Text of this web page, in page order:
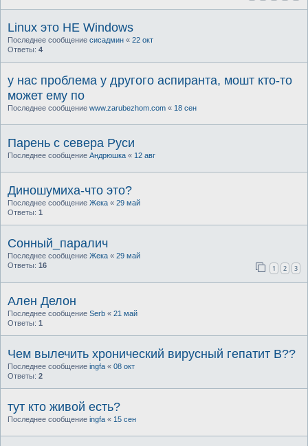
Linux это НЕ Windows
Последнее сообщение сисадмин « 22 окт
Ответы: 4
у нас проблема у другого аспиранта, мошт кто-то
может ему по
Последнее сообщение www.zarubezhom.com « 18 сен
Парень с севера Руси
Последнее сообщение Андрюшка « 12 авг
Диношумиха-что это?
Последнее сообщение Жека « 29 май
Ответы: 1
Сонный_паралич
Последнее сообщение Жека « 29 май
Ответы: 16 1 2 3
Ален Делон
Последнее сообщение Serb « 21 май
Ответы: 1
Чем вылечить хронический вирусный гепатит B??
Последнее сообщение ingfa « 08 окт
Ответы: 2
тут кто живой есть?
Последнее сообщение ingfa « 15 сен